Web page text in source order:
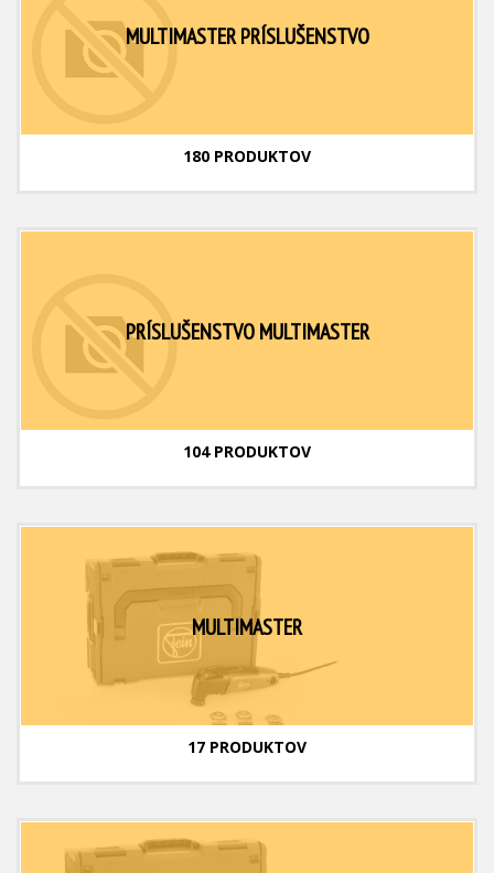
MULTIMASTER PRÍSLUŠENSTVO
180 PRODUKTOV
PRÍSLUŠENSTVO MULTIMASTER
104 PRODUKTOV
MULTIMASTER
17 PRODUKTOV